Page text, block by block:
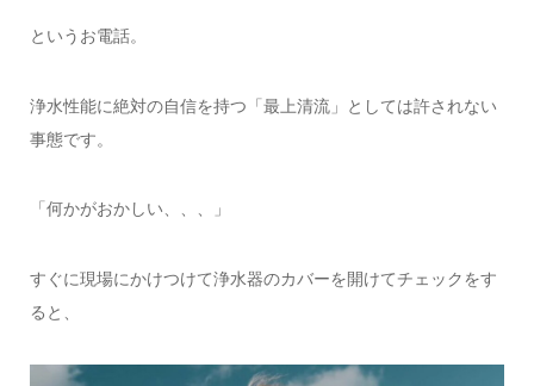
というお電話。
浄水性能に絶対の自信を持つ「最上清流」としては許されない
事態です。
「何かがおかしい、、、」
すぐに現場にかけつけて浄水器のカバーを開けてチェックをす
ると、